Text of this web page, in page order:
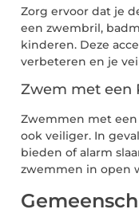
Zorg ervoor dat je
een zwembril,
kinderen. Deze
verbeteren en je
Zwem met een
Zwemmen met
ook veiliger. In
bieden of alarm
zwemmen in open